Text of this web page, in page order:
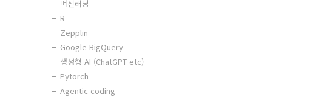
머신러닝
R
Zepplin
Google BigQuery
생성형 AI (ChatGPT etc)
Pytorch
Agentic coding